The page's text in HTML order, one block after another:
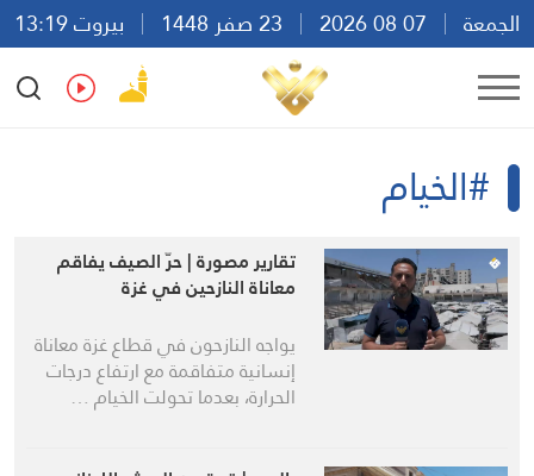
الجمعة
بيروت 13:19
Ar
En Fr Es
#الخيام
تقارير مصورة | حرّ الصيف يفاقم
معاناة النازحين في غزة
يواجه النازحون في قطاع غزة معاناة
إنسانية متفاقمة مع ارتفاع درجات
الحرارة، بعدما تحولت الخيام …